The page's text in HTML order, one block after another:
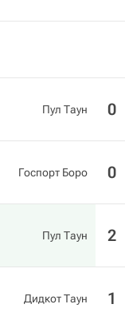
Пул Таун 0
Госпорт Боро 0
Пул Таун 2
Дидкот Таун 1